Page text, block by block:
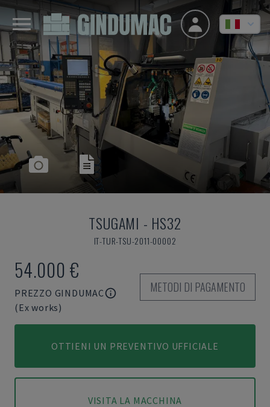
TSUGAMI - HS32
IT-TUR-TSU-2011-00002
54.000 €
PREZZO GINDUMAC
(Ex works)
METODI DI PAGAMENTO
OTTIENI UN PREVENTIVO UFFICIALE
VISITA LA MACCHINA